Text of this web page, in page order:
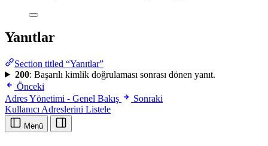
Yanıtlar
Section titled “Yanıtlar”
200: Başarılı kimlik doğrulaması sonrası dönen yanıt.
Önceki
Adres Yönetimi - Genel Bakış
Sonraki
Kullanıcı Adreslerini Listele
Menü